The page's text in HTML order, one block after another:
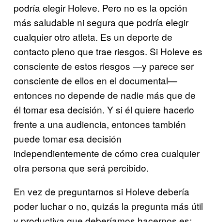
podría elegir Holeve. Pero no es la opción
más saludable ni segura que podría elegir
cualquier otro atleta. Es un deporte de
contacto pleno que trae riesgos. Si Holeve es
consciente de estos riesgos —y parece ser
consciente de ellos en el documental—
entonces no depende de nadie más que de
él tomar esa decisión. Y si él quiere hacerlo
frente a una audiencia, entonces también
puede tomar esa decisión
independientemente de cómo crea cualquier
otra persona que será percibido.
En vez de preguntarnos si Holeve debería
poder luchar o no, quizás la pregunta más útil